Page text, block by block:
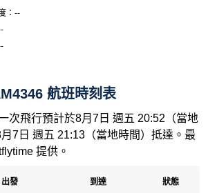
：--
航班時刻表
次飛行預計於8月7日 週五 20:52（當地
7日 週五 21:13（當地時間）抵達。最
提供。
出發 到達 狀態